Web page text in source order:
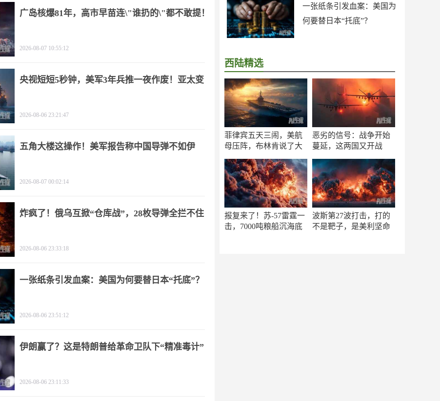
一张纸条引发血案：美国为
何要替日本“托底”？
西陆精选
菲律宾五天三闹，美航
母压阵，布林肯说了大
恶劣的信号：战争开始
蔓延，这两国又开战
报复来了！苏-57雷霆一
击，7000吨粮船沉海底
波斯第27波打击，打的
不是靶子，是美利坚命
广岛核爆81年，高市早苗连\"谁扔的\"都不敢提！
2026-08-07 10:55:12
央视短短5秒钟，美军3年兵推一夜作废！亚太变
2026-08-06 23:21:47
五角大楼这操作！美军报告称中国导弹不如伊
2026-08-07 00:02:14
炸疯了！俄乌互掀“仓库战”，28枚导弹全拦不住
2026-08-06 23:33:18
一张纸条引发血案：美国为何要替日本“托底”？
2026-08-06 23:51:12
伊朗赢了？这是特朗普给革命卫队下“精准毒计”
2026-08-06 23:11:33